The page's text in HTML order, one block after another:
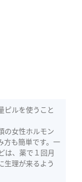
ピルを使うこと
の女性ホルモン
方も簡単です。一
は、薬で１回月
生理が来るよう